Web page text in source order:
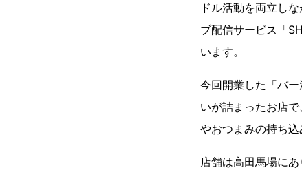
ドル活動を両立し
ブ配信サービス「
います。
今回開業した「バ
いが詰まったお店
やおつまみの持ち込
店舗は高田馬場に